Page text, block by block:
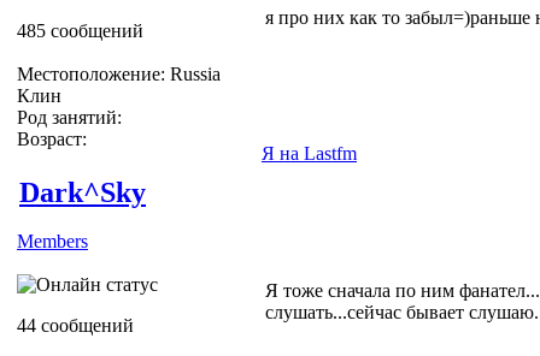
485 сообщений
Местоположение: Russia
Клин
Род занятий:
Возраст:
я про них как то забыл=)раньше
Я на Lastfm
Dark^Sky
Members
44 сообщений
Я тоже сначала по ним
слушать...сейчас бывает